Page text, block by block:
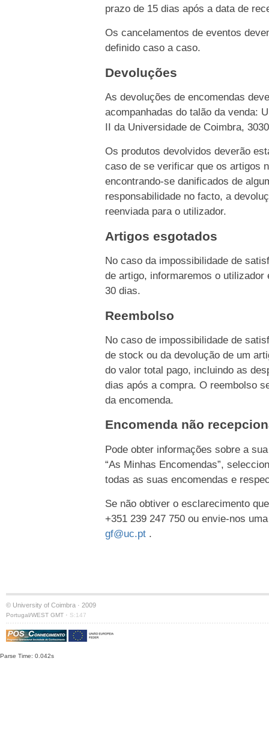
prazo de 15 dias após a data de
Os cancelamentos de eventos
definido caso a caso.
Devoluções
As devoluções de encomendas
acompanhadas do talão da venda:
II da Universidade de Coimbra,
Os produtos devolvidos deverão
caso de se verificar que os artigos
encontrando-se danificados de
responsabilidade no facto, a
reenviada para o utilizador.
Artigos esgotados
No caso da impossibilidade de
de artigo, informaremos o
30 dias.
Reembolso
No caso de impossibilidade de
de stock ou da devolução de um
do valor total pago, incluindo as
dias após a compra. O reembolso
da encomenda.
Encomenda não
Pode obter informações sobre a
“As Minhas Encomendas”,
todas as suas encomendas e
Se não obtiver o esclarecimento
+351 239 247 750 ou envie-nos
gf@uc.pt .
© University of Coimbra · 2009
Portugal/WEST GMT · S:147
Parse Time: 0.042s